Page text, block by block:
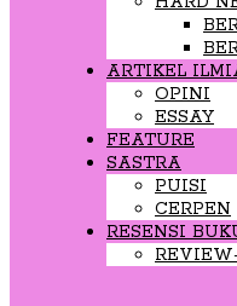
ARTIKEL
OPINI
ESSAY
FEATURE
SASTRA
PUISI
CERPEN
RESENSI